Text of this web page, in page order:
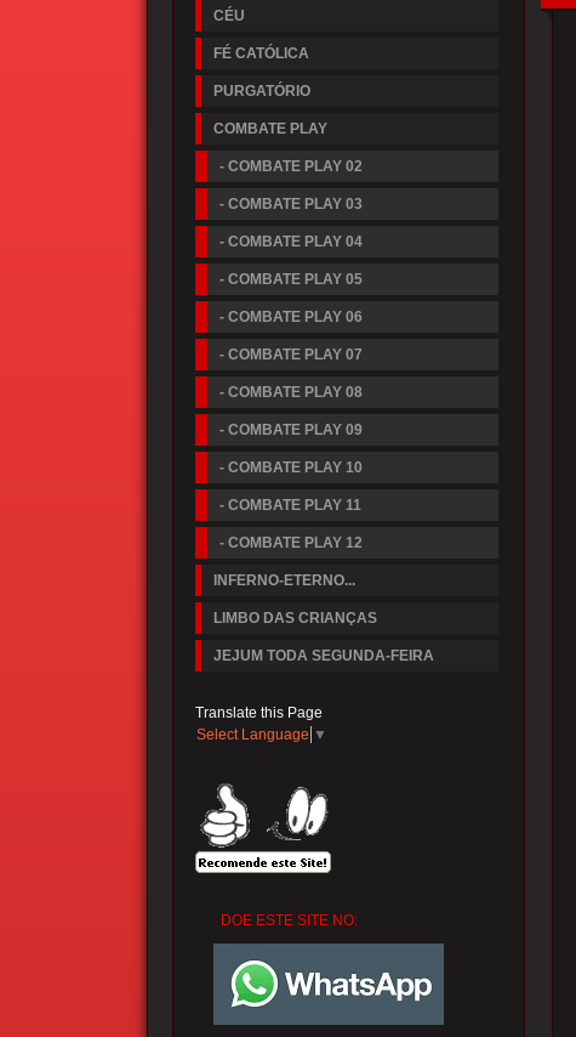
CÉU
FÉ CATÓLICA
PURGATÓRIO
COMBATE PLAY
- COMBATE PLAY 02
- COMBATE PLAY 03
- COMBATE PLAY 04
- COMBATE PLAY 05
- COMBATE PLAY 06
- COMBATE PLAY 07
- COMBATE PLAY 08
- COMBATE PLAY 09
- COMBATE PLAY 10
- COMBATE PLAY 11
- COMBATE PLAY 12
INFERNO-ETERNO...
LIMBO DAS CRIANÇAS
JEJUM TODA SEGUNDA-FEIRA
Translate this Page
Select Language ▼
DOE ESTE SITE NO: